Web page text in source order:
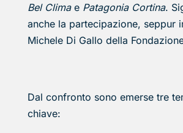
Bel Climae Patagonia Cortina.
anche la partecipazione, seppur
Michele Di Gallo della
Dal confronto sono emerse tre
chiave: